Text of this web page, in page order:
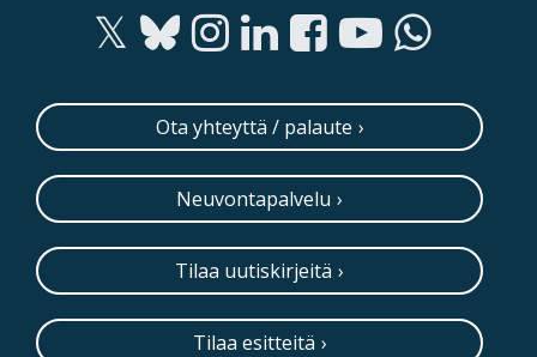
Ota yhteyttä / palaute
Neuvontapalvelu
Tilaa uutiskirjeitä
Tilaa esitteitä